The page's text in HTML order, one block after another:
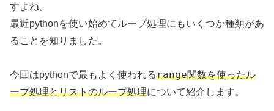
すよね。
最近pythonを使い始めてループ処理にもいくつか種類があ
ることを知りました。
今回はpythonで最もよく使われるrange関数を使ったル
ープ処理とリストのループ処理について紹介します。